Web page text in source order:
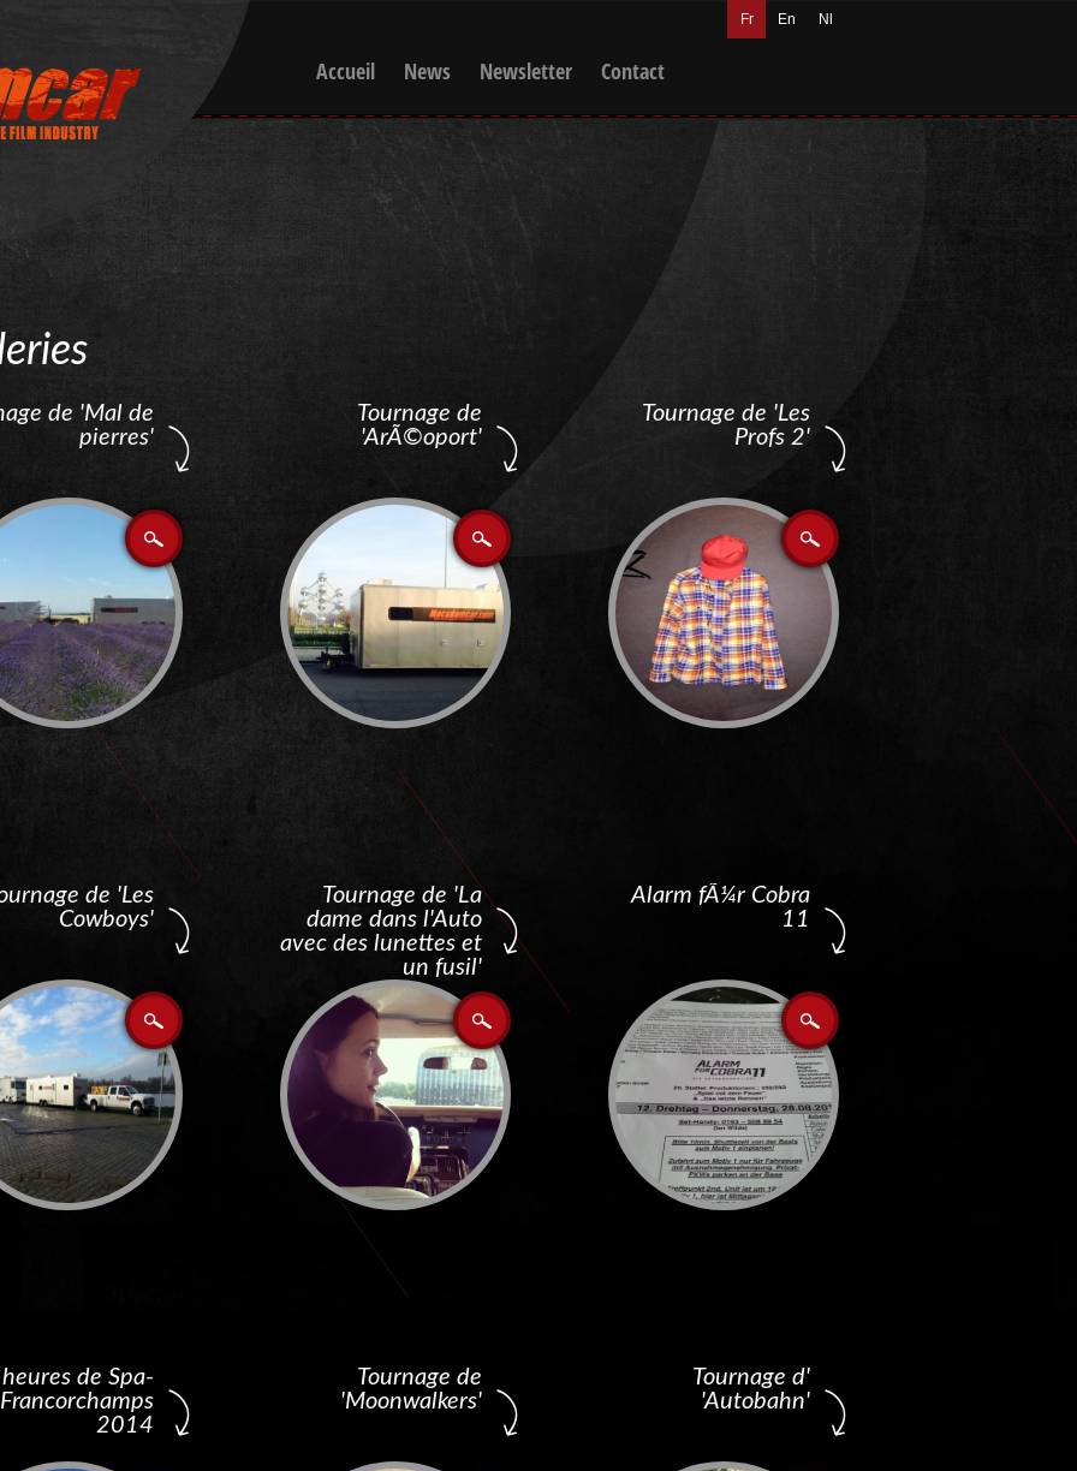
Fr En Nl
Accueil News Newsletter Contact
de 'Mal de
pierres'
Tournage de
'ArÃ©oport'
Tournage de 'Les
Profs 2'
de 'Les
Cowboys'
Tournage de 'La
dame dans l'Auto
avec des lunettes et
un fusil'
Alarm fÃ¼r Cobra
11
de Spa-
Francorchamps
2014
Tournage de
'Moonwalkers'
Tournage d'
'Autobahn'